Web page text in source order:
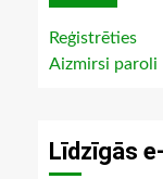
Reģistrēties
Aizmirsi paroli
Līdzīgās